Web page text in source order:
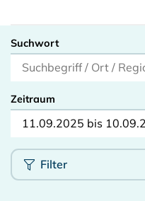
Suchwort
Zeitraum
11.09.2025 bis
Filter